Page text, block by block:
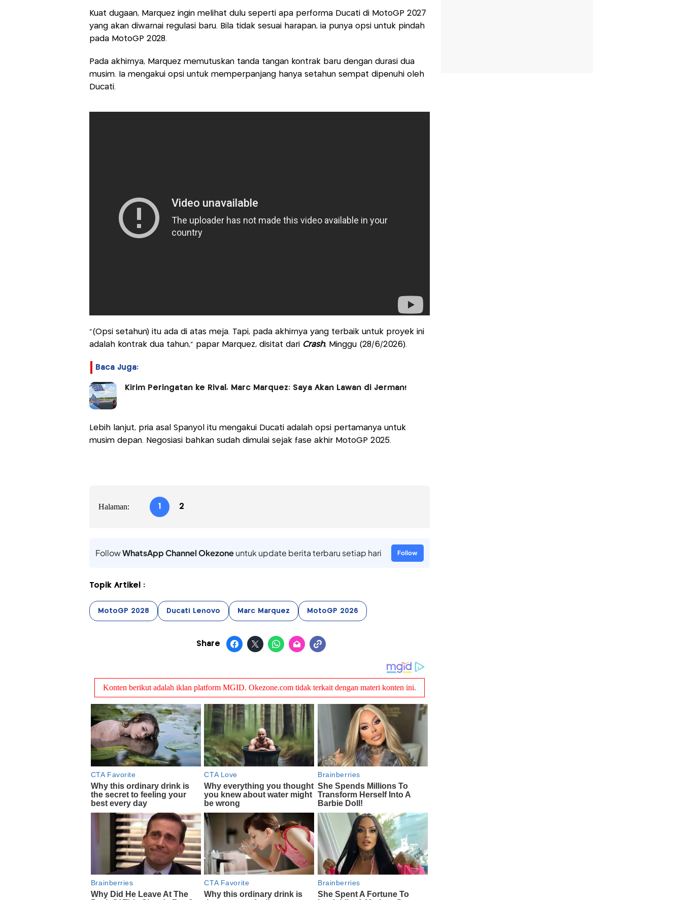
Kuat dugaan, Marquez ingin melihat dulu seperti apa performa Ducati di MotoGP 2027
yang akan diwarnai regulasi baru. Bila tidak sesuai harapan, ia punya opsi untuk pindah
pada MotoGP 2028.
Pada akhirnya, Marquez memutuskan tanda tangan kontrak baru dengan durasi dua
musim. Ia mengakui opsi untuk memperpanjang hanya setahun sempat dipenuhi oleh
Ducati.
“(Opsi setahun) itu ada di atas meja. Tapi, pada akhirnya yang terbaik untuk proyek ini
adalah kontrak dua tahun,” papar Marquez, disitat dari Crash, Minggu (28/6/2026).
Baca Juga:
Kirim Peringatan ke Rival, Marc Marquez: Saya Akan Lawan di Jerman!
Lebih lanjut, pria asal Spanyol itu mengakui Ducati adalah opsi pertamanya untuk
musim depan. Negosiasi bahkan sudah dimulai sejak fase akhir MotoGP 2025.
Halaman: 1 2
FollowWhatsApp Channel Okezoneuntuk update berita terbaru setiap hari Follow
Topik Artikel :
MotoGP 2028 Ducati Lenovo Marc Marquez MotoGP 2026
Share